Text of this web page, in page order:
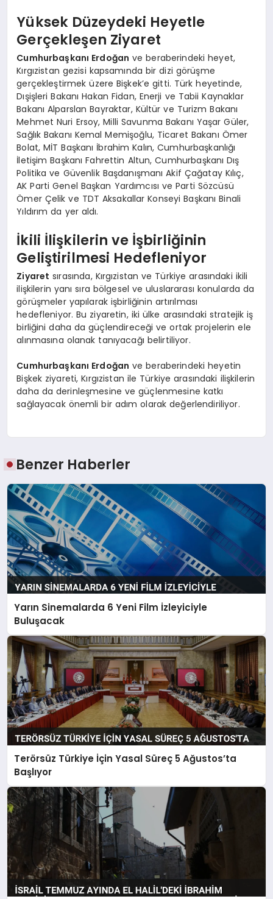
Yüksek Düzeydeki Heyetle
Gerçekleşen Ziyaret
Cumhurbaşkanı Erdoğan ve beraberindeki heyet,
Kırgızistan gezisi kapsamında bir dizi görüşme
gerçekleştirmek üzere Bişkek’e gitti. Türk heyetinde,
Dışişleri Bakanı Hakan Fidan, Enerji ve Tabii Kaynaklar
Bakanı Alparslan Bayraktar, Kültür ve Turizm Bakanı
Mehmet Nuri Ersoy, Milli Savunma Bakanı Yaşar Güler,
Sağlık Bakanı Kemal Memişoğlu, Ticaret Bakanı Ömer
Bolat, MİT Başkanı İbrahim Kalın, Cumhurbaşkanlığı
İletişim Başkanı Fahrettin Altun, Cumhurbaşkanı Dış
Politika ve Güvenlik Başdanışmanı Akif Çağatay Kılıç,
AK Parti Genel Başkan Yardımcısı ve Parti Sözcüsü
Ömer Çelik ve TDT Aksakallar Konseyi Başkanı Binali
Yıldırım da yer aldı.
İkili İlişkilerin ve İşbirliğinin
Geliştirilmesi Hedefleniyor
Ziyaret sırasında, Kırgızistan ve Türkiye arasındaki ikili
ilişkilerin yanı sıra bölgesel ve uluslararası konularda da
görüşmeler yapılarak işbirliğinin artırılması
hedefleniyor. Bu ziyaretin, iki ülke arasındaki stratejik iş
birliğini daha da güçlendireceği ve ortak projelerin ele
alınmasına olanak tanıyacağı belirtiliyor.
Cumhurbaşkanı Erdoğan ve beraberindeki heyetin
Bişkek ziyareti, Kırgızistan ile Türkiye arasındaki ilişkilerin
daha da derinleşmesine ve güçlenmesine katkı
sağlayacak önemli bir adım olarak değerlendiriliyor.
Benzer Haberler
Yarın Sinemalarda 6 Yeni Film İzleyiciyle
Buluşacak
Terörsüz Türkiye İçin Yasal Süreç 5 Ağustos’ta
Başlıyor